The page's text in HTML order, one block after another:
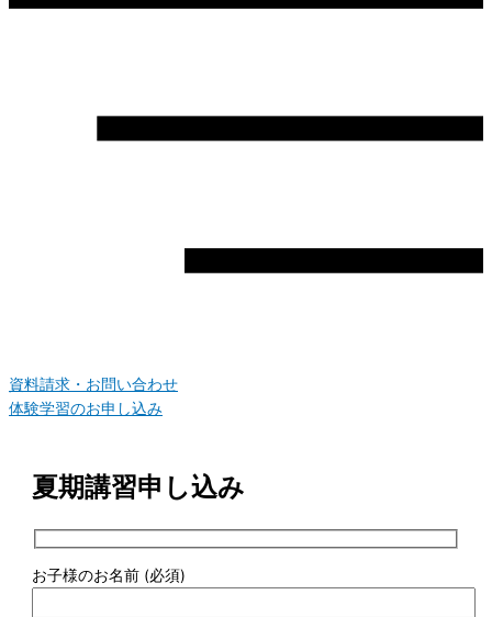
資料請求・お問い合わせ
体験学習のお申し込み
夏期講習申し込み
お子様のお名前 (必須)